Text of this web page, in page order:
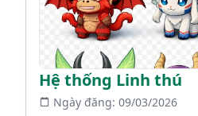
Hệ thống Linh thú
Ngày đăng: 09/03/2026